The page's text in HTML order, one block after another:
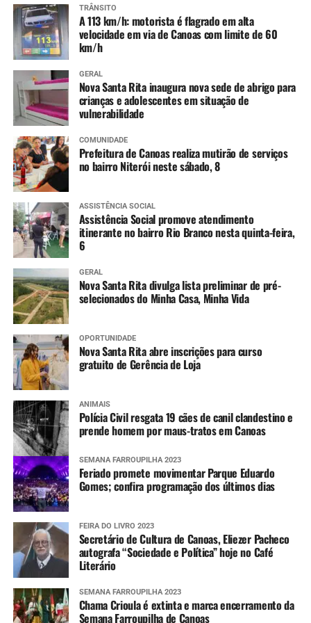
TRÂNSITO
A 113 km/h: motorista é flagrado em alta
velocidade em via de Canoas com limite de 60
km/h
GERAL
Nova Santa Rita inaugura nova sede de abrigo para
crianças e adolescentes em situação de
vulnerabilidade
COMUNIDADE
Prefeitura de Canoas realiza mutirão de serviços
no bairro Niterói neste sábado, 8
ASSISTÊNCIA SOCIAL
Assistência Social promove atendimento
itinerante no bairro Rio Branco nesta quinta-feira,
6
GERAL
Nova Santa Rita divulga lista preliminar de pré-
selecionados do Minha Casa, Minha Vida
OPORTUNIDADE
Nova Santa Rita abre inscrições para curso
gratuito de Gerência de Loja
ANIMAIS
Polícia Civil resgata 19 cães de canil clandestino e
prende homem por maus-tratos em Canoas
SEMANA FARROUPILHA 2023
Feriado promete movimentar Parque Eduardo
Gomes; confira programação dos últimos dias
FEIRA DO LIVRO 2023
Secretário de Cultura de Canoas, Eliezer Pacheco
autografa “Sociedade e Política” hoje no Café
Literário
SEMANA FARROUPILHA 2023
Chama Crioula é extinta e marca encerramento da
Semana Farroupilha de Canoas